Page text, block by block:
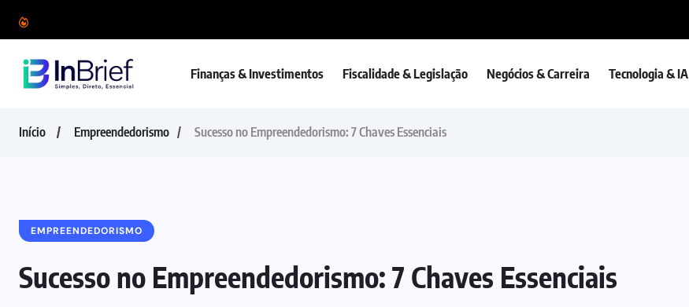
Finanças & Investimentos Fiscalidade & Legislação Negócios & Carreira Tecnologia & IA
Início Empreendedorismo Sucesso no Empreendedorismo: 7 Chaves Essenciais
EMPREENDEDORISMO
Sucesso no Empreendedorismo: 7 Chaves Essenciais